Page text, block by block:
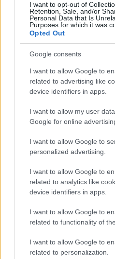
I want to opt-out of
Retention, Sale, and/or
Personal Data that Is
Purposes for which it was
Opted Out
Google consents
I want to allow Google to
related to advertising like
device identifiers in apps.
I want to allow my user
Google for online
I want to allow Google to
personalized advertising.
I want to allow Google to
related to analytics like
device identifiers in apps.
I want to allow Google to
related to functionality of
I want to allow Google to
related to personalization.
Minden idők
legdrágábbja volt az
HÍREK 2026. júl. 20.
csavar a sztoriban